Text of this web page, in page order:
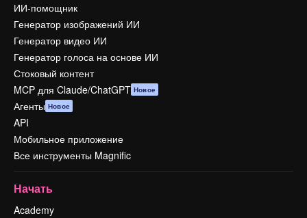
ИИ-помощник
Генератор изображений ИИ
Генератор видео ИИ
Генератор голоса на основе ИИ
Стоковый контент
MCP для Claude/ChatGPT Новое
Агенты Новое
API
Мобильное приложение
Все инструменты Magnific
Начать
Academy